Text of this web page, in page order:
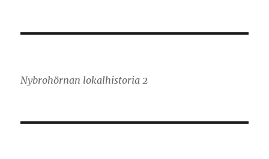
Nybrohörnan lokalhistoria 2